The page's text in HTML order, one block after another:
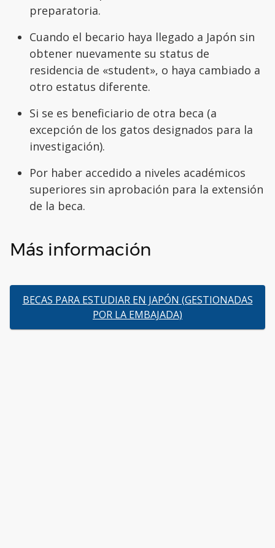
preparatoria.
Cuando el becario haya llegado a Japón sin
obtener nuevamente su status de
residencia de «student», o haya cambiado a
otro estatus diferente.
Si se es beneficiario de otra beca (a
excepción de los gatos designados para la
investigación).
Por haber accedido a niveles académicos
superiores sin aprobación para la extensión
de la beca.
Más información
BECAS PARA ESTUDIAR EN JAPÓN (GESTIONADAS
POR LA EMBAJADA)